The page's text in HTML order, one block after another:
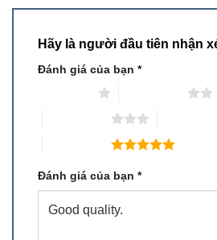
Hãy là người đầu tiên nhận
Đánh giá của bạn *
Đánh giá của bạn *